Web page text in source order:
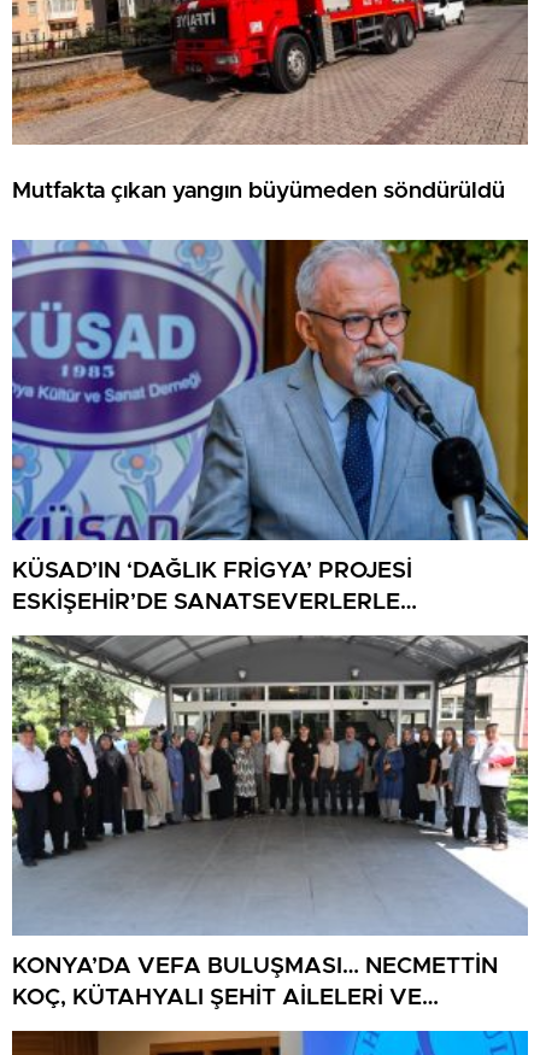
Mutfakta çıkan yangın büyümeden söndürüldü
KÜSAD’IN ‘DAĞLIK FRİGYA’ PROJESİ
ESKİŞEHİR’DE SANATSEVERLERLE
BULUŞUYOR
KONYA’DA VEFA BULUŞMASI… NECMETTİN
KOÇ, KÜTAHYALI ŞEHİT AİLELERİ VE
GAZİLERİ AĞIRLADI